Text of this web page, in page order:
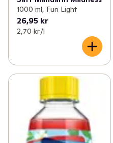
1000 ml, Fun Light
26,95 kr
2,70 kr /l